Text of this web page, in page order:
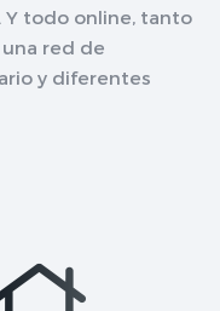
Y todo online, tanto
red de
y diferentes